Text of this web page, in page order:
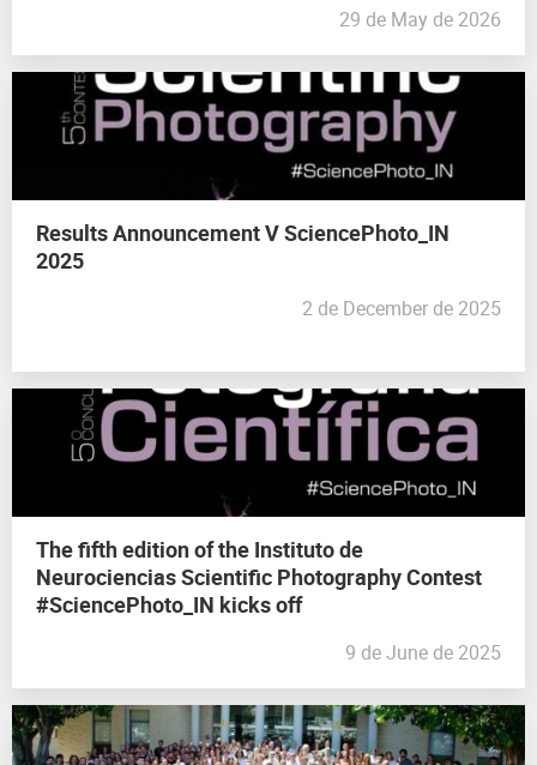
29 de May de 2026
Results Announcement V SciencePhoto_IN
2025
2 de December de 2025
The fifth edition of the Instituto de
Neurociencias Scientific Photography Contest
#SciencePhoto_IN kicks off
9 de June de 2025